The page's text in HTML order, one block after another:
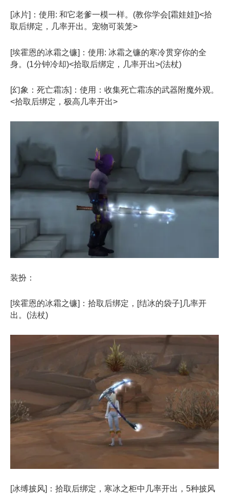
[冰片]：使用: 和它老爹一模一样。(教你学会[霜娃娃])<拾
取后绑定，几率开出。宠物可装笼>
[埃霍恩的冰霜之镰]：使用: 冰霜之镰的寒冷贯穿你的全
身。(1分钟冷却)<拾取后绑定，几率开出>(法杖)
[幻象：死亡霜冻]：使用：收集死亡霜冻的武器附魔外观。
<拾取后绑定，极高几率开出>
装扮：
[埃霍恩的冰霜之镰]：拾取后绑定，[结冰的袋子]几率开
出。(法杖)
[冰缚披风]：拾取后绑定，寒冰之柜中几率开出，5种披风